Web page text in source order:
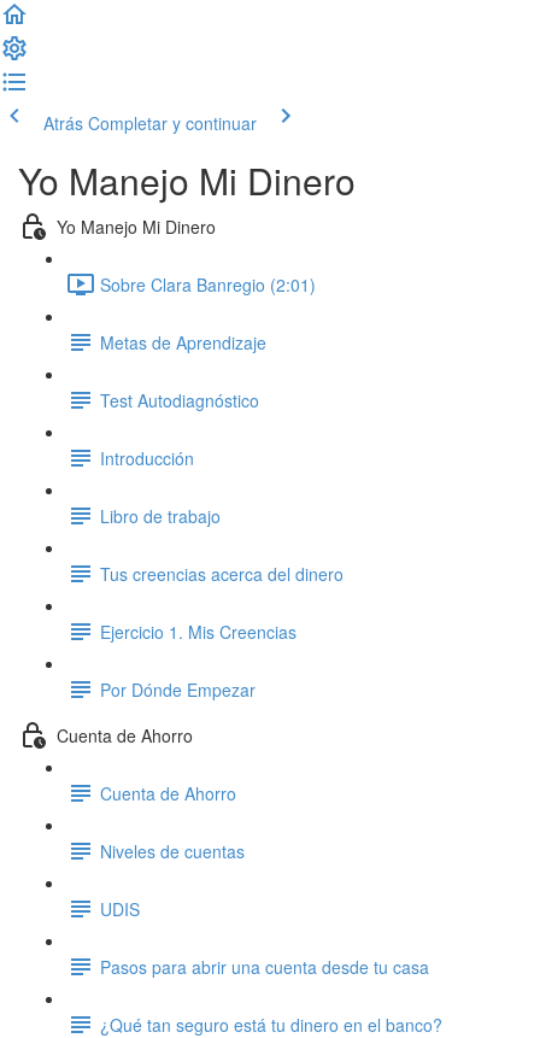
Atrás Completar y continuar
Yo Manejo Mi Dinero
Yo Manejo Mi Dinero
Sobre Clara Banregio (2:01)
Metas de Aprendizaje
Test Autodiagnóstico
Introducción
Libro de trabajo
Tus creencias acerca del dinero
Ejercicio 1. Mis Creencias
Por Dónde Empezar
Cuenta de Ahorro
Cuenta de Ahorro
Niveles de cuentas
UDIS
Pasos para abrir una cuenta desde tu casa
¿Qué tan seguro está tu dinero en el banco?